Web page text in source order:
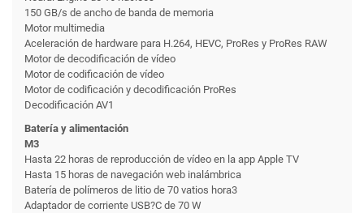
150 GB/s de ancho de banda de memoria
Motor multimedia
Aceleración de hardware para H.264, HEVC, ProRes y ProRes RAW
Motor de decodificación de vídeo
Motor de codificación de vídeo
Motor de codificación y decodificación ProRes
Decodificación AV1
Batería y alimentación
M3
Hasta 22 horas de reproducción de vídeo en la app Apple TV
Hasta 15 horas de navegación web inalámbrica
Batería de polímeros de litio de 70 vatios hora3
Adaptador de corriente USB?C de 70 W